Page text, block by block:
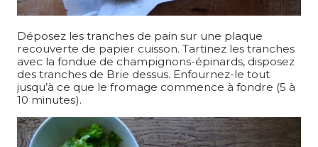
Déposez les tranches de pain sur une plaque
recouverte de papier cuisson. Tartinez les tranches
avec la fondue de champignons-épinards, disposez
des tranches de Brie dessus. Enfournez-le tout
jusqu’à ce que le fromage commence à fondre (5 à
10 minutes).